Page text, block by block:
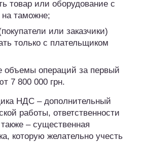
товар или оборудование с
таможне;
или заказчики)
только с плательщиком
объемы операций за первый
7 800 000 грн.
НДС – дополнительный
работы, ответственности
– существенная
которую желательно учесть